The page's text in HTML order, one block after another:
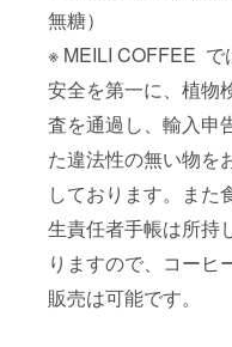
無糖）
※ MEILI COFFEE で
安全を第一に、植物
査を通過し、輸入申
た違法性の無い物を
しております。また
生責任者手帳は所持
りますので、コーヒ
販売は可能です。